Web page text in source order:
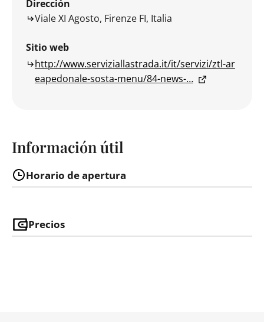
Dirección
Viale XI Agosto, Firenze FI, Italia
Sitio web
http://www.serviziallastrada.it/it/servizi/ztl-ar
eapedonale-sosta-menu/84-news-…
Información útil
Horario de apertura
Precios